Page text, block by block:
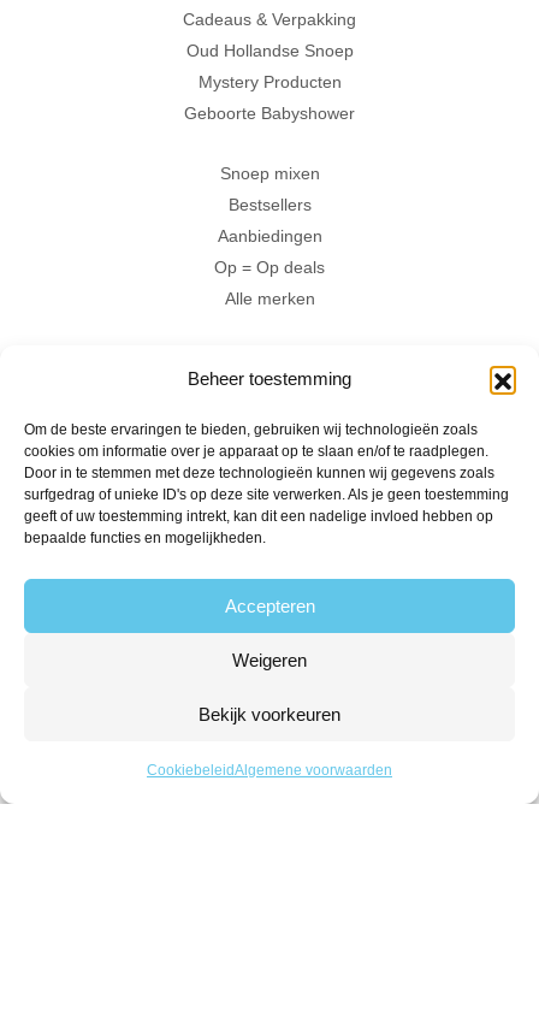
Beheer toestemming
Om de beste ervaringen te bieden, gebruiken wij technologieën zoals
cookies om informatie over je apparaat op te slaan en/of te raadplegen.
Door in te stemmen met deze technologieën kunnen wij gegevens zoals
surfgedrag of unieke ID's op deze site verwerken. Als je geen toestemming
geeft of uw toestemming intrekt, kan dit een nadelige invloed hebben op
bepaalde functies en mogelijkheden.
Accepteren
Weigeren
Bekijk voorkeuren
CookiebeleidAlgemene voorwaarden
Cadeaus & Verpakking
Oud Hollandse Snoep
Mystery Producten
Geboorte Babyshower
Snoep mixen
Bestsellers
Aanbiedingen
Op = Op deals
Alle merken
Zoet
Zuur
Hallal
Vegan
Volg ons
Contact
info@the-candyshop.nl